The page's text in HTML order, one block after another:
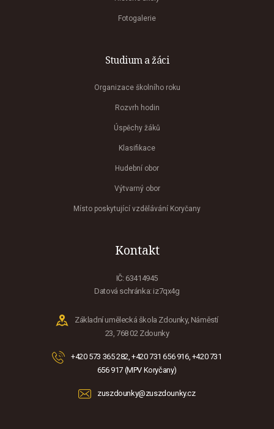
Fotogalerie
Studium a žáci
Organizace školního roku
Rozvrh hodin
Úspěchy žáků
Klasifikace
Hudební obor
Výtvarný obor
Místo poskytující vzdělávání Koryčany
Kontakt
IČ: 63414945
Datová schránka: iz7qx4g
Základní umělecká škola Zdounky, Náměstí
23, 768 02 Zdounky
+420 573 365 282, +420 731 656 916, +420 731
656 917 (MPV Koryčany)
zuszdounky@zuszdounky.cz